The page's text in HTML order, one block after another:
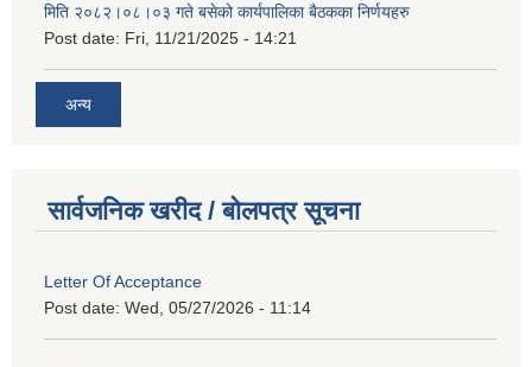
मिति २०८२।०८।०३ गते बसेको कार्यपालिका बैठकका निर्णयहरु
Post date: Fri, 11/21/2025 - 14:21
अन्य
सार्वजनिक खरीद / बोलपत्र सूचना
Letter Of Acceptance
Post date: Wed, 05/27/2026 - 11:14